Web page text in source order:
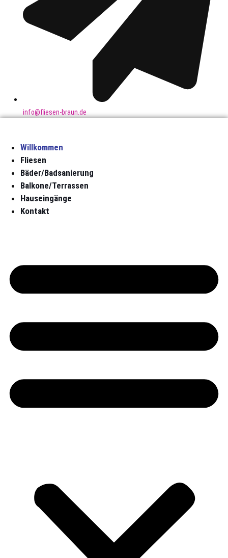
info@fliesen-braun.de
Willkommen
Fliesen
Bäder/Badsanierung
Balkone/Terrassen
Hauseingänge
Kontakt